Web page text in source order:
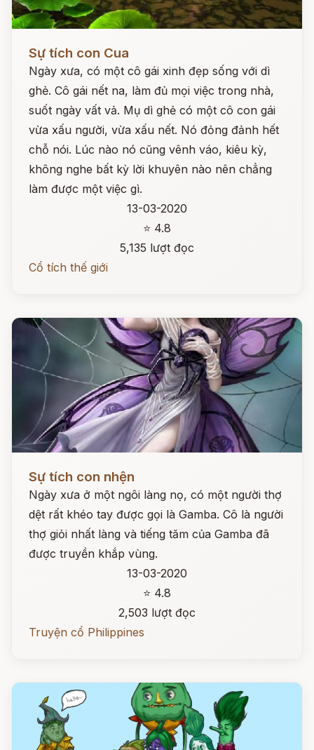
Sự tích con Cua
Ngày xưa, có một cô gái xinh đẹp sống với dì
ghẻ. Cô gái nết na, làm đủ mọi việc trong nhà,
suốt ngày vất vả. Mụ dì ghẻ có một cô con gái
vừa xấu người, vừa xấu nết. Nó đỏng đảnh hết
chỗ nói. Lúc nào nó cũng vênh váo, kiêu kỳ,
không nghe bất kỳ lời khuyên nào nên chẳng
làm được một việc gì.
13-03-2020
⭐ 4.8
5,135 lượt đọc
Cổ tích thế giới
Sự tích con nhện
Ngày xưa ở một ngôi làng nọ, có một người thợ
dệt rất khéo tay được gọi là Gamba. Cô là người
thợ giỏi nhất làng và tiếng tăm của Gamba đã
được truyền khắp vùng.
13-03-2020
⭐ 4.8
2,503 lượt đọc
Truyện cổ Philippines